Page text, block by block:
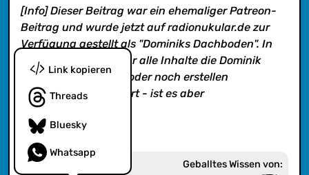
[Info] Dieser Beitrag war ein ehemaliger Patreon-
Beitrag und wurde jetzt auf radionukular.de zur
Verfügung gestellt als "Dominiks Dachboden". In
diesem Feed findet ihr alle Inhalte die Dominik
alleine erstellte und/oder noch erstellen
wird. Klingt kompliziert - ist es aber
nicht. Viel Spaß!
Link kopieren
Threads
Bluesky
Whatsapp
Geballtes Wissen von: